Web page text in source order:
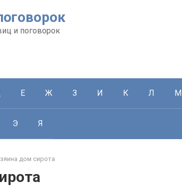
и поговорок
Е Ж З И К Л М
Э Я
дом сирота